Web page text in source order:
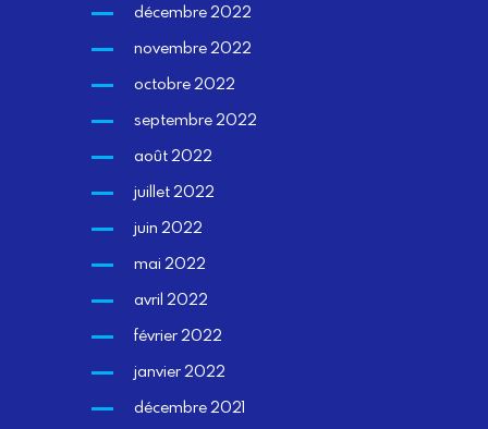
décembre 2022
novembre 2022
octobre 2022
septembre 2022
août 2022
juillet 2022
juin 2022
mai 2022
avril 2022
février 2022
janvier 2022
décembre 2021